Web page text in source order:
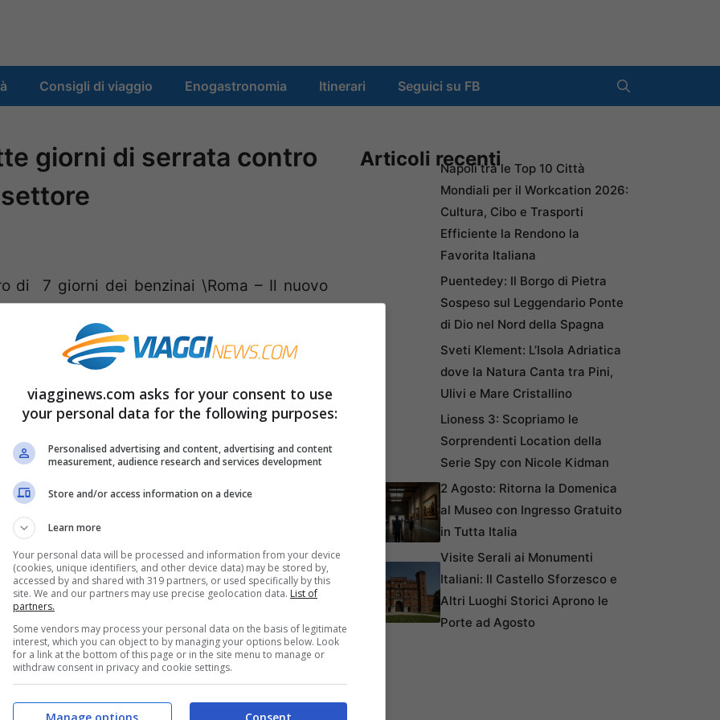
Consigli di viaggio Enogastronomia Itinerari Seguici su FB
giorni di serrata contro
di 7 giorni dei benzinai \Roma – Il nuovo
apre all’insegna degli s
contro leliberalizzazioni che il Governo
attuare. Dopo la s
13 gennaio (clicca qui per info) che ha
città italiane, creando disagi soprattutto a
in aeroporto o stazione, ilprossimo
sarà quello dei
vorrebbe prendere in merito alla
le due associazioni dei gestori aderenti a
proclamato immediatamente unosciopero
. Per il momento le
ma, l’unico dato certo è che i benzinai
per 7 giorni.
i gestori della rete ordinaria, e l’Anisa che
Articoli recentiNapoli tra le Top 10 Città
Mondiali per il Workcation 2026:
Cultura, Cibo e Trasporti
Efficiente la Rendono la
Favorita Italiana
Puentedey: Il Borgo di Pietra
Sospeso sul Leggendario Ponte
di Dio nel Nord della Spagna
Sveti Klement: L’Isola Adriatica
dove la Natura Canta tra Pini,
Ulivi e Mare Cristallino
Lioness 3: Scopriamo le
Sorprendenti Location della
Serie Spy con Nicole Kidman
2 Agosto: Ritorna la Domenica
al Museo con Ingresso Gratuito
in Tutta Italia
Visite Serali ai Monumenti
Italiani: Il Castello Sforzesco e
Altri Luoghi Storici Aprono le
Porte ad Agosto
viagginews.com asks for your consent to use
your personal data for the following purposes:
Personalised advertising and content, advertising and content
measurement, audience research and services development
Store and/or access information on a device
Learn more
Your personal data will be processed and information from your device
(cookies, unique identifiers, and other device data) may be stored by,
accessed by and shared with 319 partners, or used specifically by this
site. We and our partners may use precise geolocation data. List of
partners.
Some vendors may process your personal data on the basis of legitimate
interest, which you can object to by managing your options below. Look
for a link at the bottom of this page or in the site menu to manage or
withdraw consent in privacy and cookie settings.